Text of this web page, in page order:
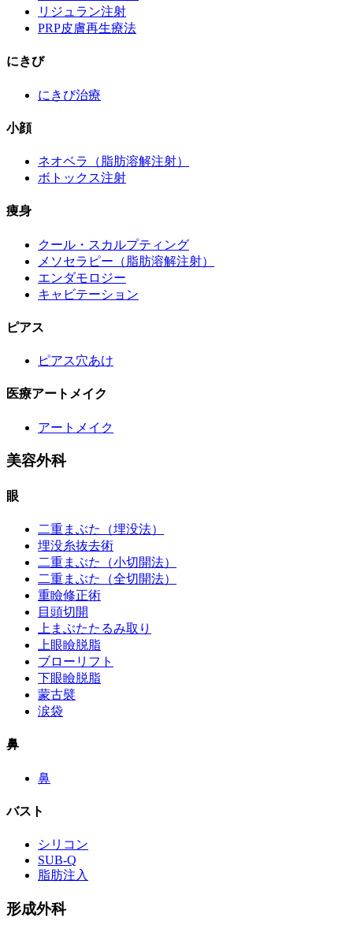
リジュラン注射
PRP皮膚再生療法
にきび
にきび治療
小顔
ネオベラ（脂肪溶解注射）
ボトックス注射
痩身
クール・スカルプティング
メソセラピー（脂肪溶解注射）
エンダモロジー
キャビテーション
ピアス
ピアス穴あけ
医療アートメイク
アートメイク
美容外科
眼
二重まぶた（埋没法）
埋没糸抜去術
二重まぶた（小切開法）
二重まぶた（全切開法）
重瞼修正術
目頭切開
上まぶたたるみ取り
上眼瞼脱脂
ブローリフト
下眼瞼脱脂
蒙古襞
涙袋
鼻
鼻
バスト
シリコン
SUB-Q
脂肪注入
形成外科